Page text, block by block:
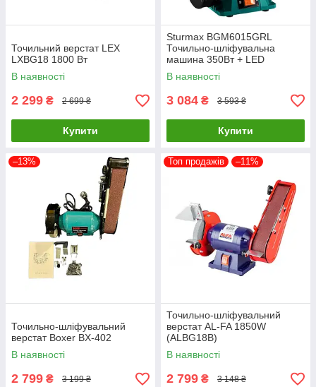
Точильний верстат LEX
LXBG18 1800 Вт
В наявності
2 299 ₴ 2 699 ₴
Купити
Sturmax BGM6015GRL
Точильно-шліфувальна
машина 350Вт + LED
В наявності
3 084 ₴ 3 593 ₴
Купити
–13%
Точильно-шліфувальний
верстат Boxer BX-402
В наявності
2 799 ₴ 3 199 ₴
Топ продажів –11%
Точильно-шліфувальний
верстат AL-FA 1850W
(ALBG18B)
В наявності
2 799 ₴ 3 148 ₴